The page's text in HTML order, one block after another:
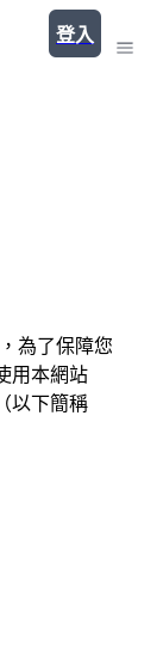
登入
為了保障您
用本網站
以下簡稱